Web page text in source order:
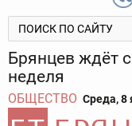
Брянцев ждёт
неделя
ОБЩЕСТВО Среда, 8